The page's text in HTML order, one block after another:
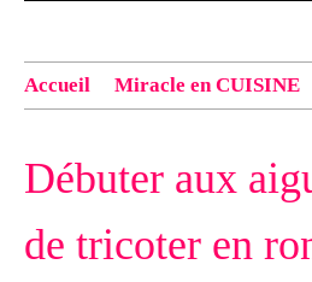
Accueil Miracle en CUISINE
exemple : "Bonnet cloche From
Débuter aux
de tricoter en